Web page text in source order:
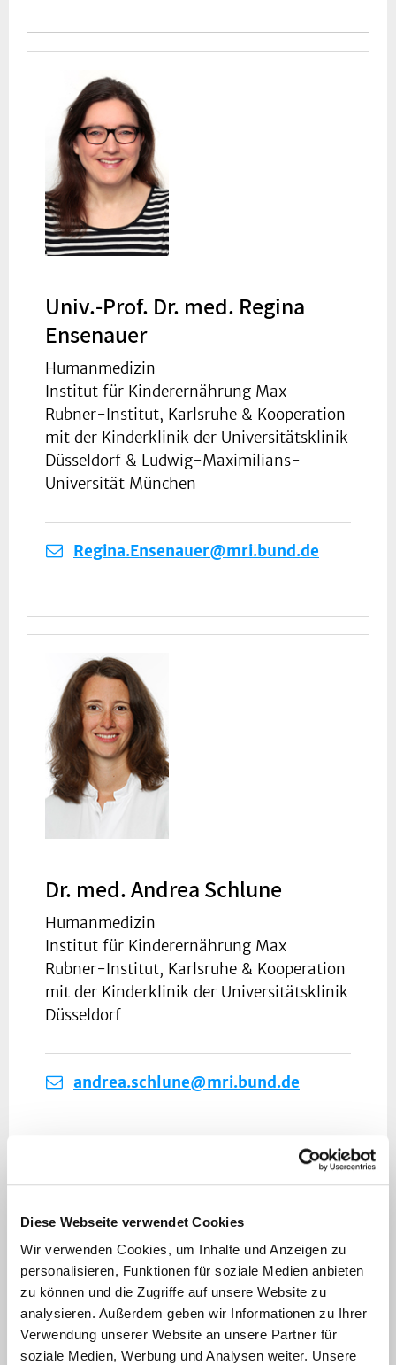
Diese Webseite verwendet Cookies
Wir verwenden Cookies, um Inhalte und Anzeigen zu
personalisieren, Funktionen für soziale Medien anbieten
zu können und die Zugriffe auf unsere Website zu
analysieren. Außerdem geben wir Informationen zu Ihrer
Verwendung unserer Website an unsere Partner für
soziale Medien, Werbung und Analysen weiter. Unsere
Univ.-Prof. Dr. med. Regina
Ensenauer
Humanmedizin
Institut für Kinderernährung Max
Rubner-Institut, Karlsruhe & Kooperation
mit der Kinderklinik der Universitätsklinik
Düsseldorf & Ludwig-Maximilians-
Universität München
Regina.Ensenauer@mri.bund.de
Dr. med. Andrea Schlune
Humanmedizin
Institut für Kinderernährung Max
Rubner-Institut, Karlsruhe & Kooperation
mit der Kinderklinik der Universitätsklinik
Düsseldorf
andrea.schlune@mri.bund.de